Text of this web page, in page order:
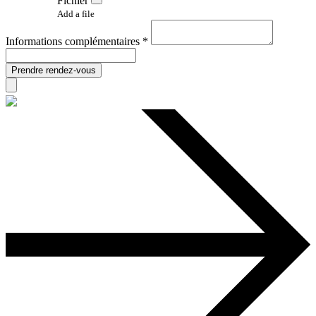
Add a file
Informations complémentaires *
Prendre rendez-vous